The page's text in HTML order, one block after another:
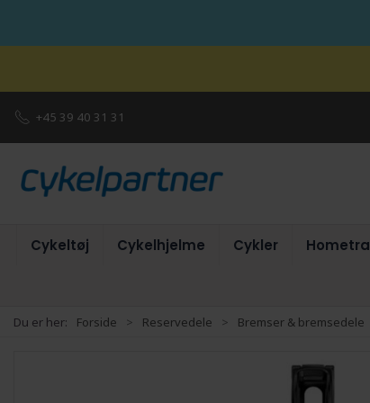
+45 39 40 31 31
Cykeltøj Cykelhjelme Cykler
Du er her: Forside Reservedele Bremser & bremsedele